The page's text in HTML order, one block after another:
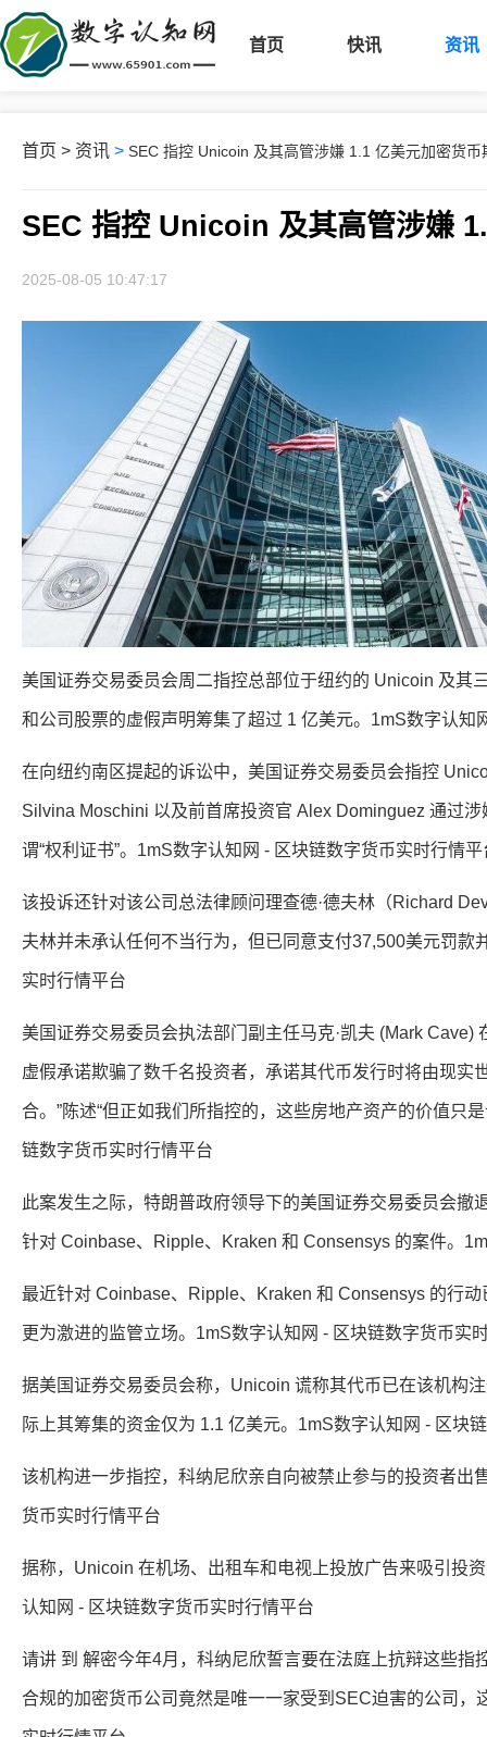
首页 快讯 资讯
首页 > 资讯 > SEC 指控 Unicoin 及其高管涉嫌 1.1 亿美元加密货币
SEC 指控 Unicoin 及其高管涉嫌
2025-08-05 10:47:17
美国证券交易委员会周二指控总部位于纽约的 Unicoin 及其
和公司股票的虚假声明筹集了超过 1 亿美元。1mS数字认知
在向纽约南区提起的诉讼中，美国证券交易委员会指控
Silvina Moschini 以及前首席投资官 Alex Dominguez 通过
谓“权利证书”。1mS数字认知网 - 区块链数字货币实时行情平
该投诉还针对该公司总法律顾问理查德·德夫林（Richard
夫林并未承认任何不当行为，但已同意支付37,500美元罚
实时行情平台
美国证券交易委员会执法部门副主任马克·凯夫 (Mark
虚假承诺欺骗了数千名投资者，承诺其代币发行时将由现实
合。”陈述“但正如我们所指控的，这些房地产资产的价值只
链数字货币实时行情平台
此案发生之际，特朗普政府领导下的美国证券交易委员会
针对 Coinbase、Ripple、Kraken 和 Consensys 的案件。
最近针对 Coinbase、Ripple、Kraken 和 Consensys 的行
更为激进的监管立场。1mS数字认知网 - 区块链数字货币实
据美国证券交易委员会称，Unicoin 谎称其代币已在该机构
际上其筹集的资金仅为 1.1 亿美元。1mS数字认知网 - 区块
该机构进一步指控，科纳尼欣亲自向被禁止参与的投资者出
货币实时行情平台
据称，Unicoin 在机场、出租车和电视上投放广告来吸引投
认知网 - 区块链数字货币实时行情平台
请讲 到 解密今年4月，科纳尼欣誓言要在法庭上抗辩这些指
合规的加密货币公司竟然是唯一一家受到SEC迫害的公司，